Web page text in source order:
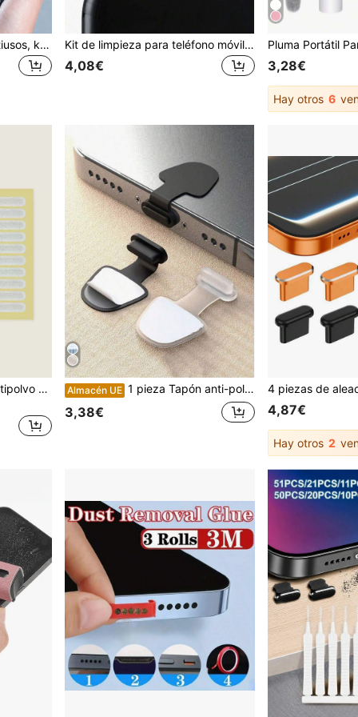
Limpiador de pantalla multiusos, kit de limpieza de pantalla portátil, adecuado para pantallas de automóviles, teléfonos inteligentes y tabletas, juego de limpieza de teléfonos, spray de limpieza de pantallas, solución de limpieza de pantallas táctiles, herramientas de limpieza de pantallas, kit de limpieza de pantallas de computadoras portátiles, limpiador de pantallas de TV, limpiador de tabletas e iPads, limpiador de monitores Kit de limpieza para teléfono móvil de 9 piezas: Cinta adhesiva, Cepillo para puerto de carga, Limpiador de orificios de audio, Cepillo de limpieza de brechas, Paño de limpieza, Tapones de polvo de silicona
4,08€ 3,28€
Hay otros 6
10 piezas de pegatinas antipolvo para teléfonos móviles, tapones antipolvo Almacén UE 1 pieza Tapón anti-polvo de silicona para puerto de carga, compatible con smartphones Apple/Android con puerto tipo C, tapa antipolvo
3,38€ 4,87€
Hay otros 2